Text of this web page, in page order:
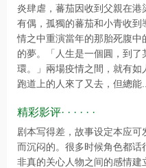
炎肆虐，蕃茄因收到父親在
有偶，孤獨的蕃茄和小青收
情之中重演當年的那胎死腹
的夢。「人生是一個圓，到
環。」兩場疫情之間，就有
跑道上的人來了又去，但總能...
精彩影评· · · · · ·
剧本写得差，故事设定本应
而沉闷的。很多时候角色都
非真的关心人物之间的感情